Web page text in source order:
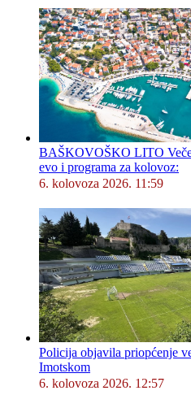
BAŠKOVOŠKO LITO
evo i programa za kolovoz:
6. kolovoza 2026. 11:59
Policija objavila priopćenje
Imotskom
6. kolovoza 2026. 12:57